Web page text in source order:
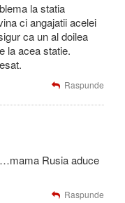
la statia
ci angajatii acelei
ca un al doilea
la acea statie.
Raspunde
Rusia aduce
Raspunde